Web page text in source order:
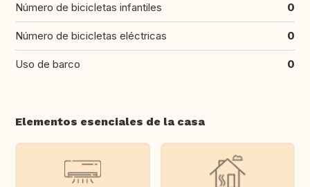
Número de bicicletas infantiles 0
Número de bicicletas eléctricas 0
Uso de barco 0
Elementos esenciales de la casa